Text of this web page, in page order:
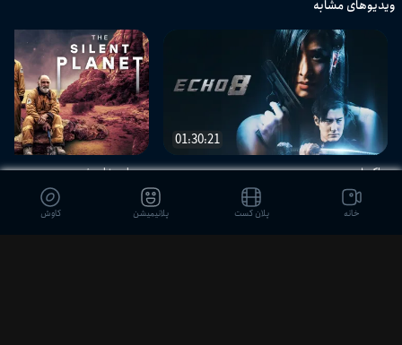
ویدیوهای مشابه
01:30:21
اکو ۸ سیاره خاموش
خانه پلان کست پلانیمیشن کاوش